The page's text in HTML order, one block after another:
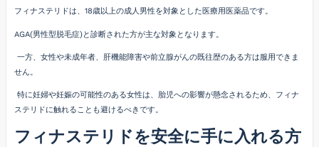
フィナステリドは、18歳以上の成人男性を対象とした医療用医薬品です。
AGA(男性型脱毛症)と診断された方が主な対象となります。
一方、女性や未成年者、肝機能障害や前立腺がんの既往歴のある方は服用できま
せん。
特に妊婦や妊娠の可能性のある女性は、胎児への影響が懸念されるため、フィナ
ステリドに触れることも避けるべきです。
フィナステリドを安全に手に入れる方